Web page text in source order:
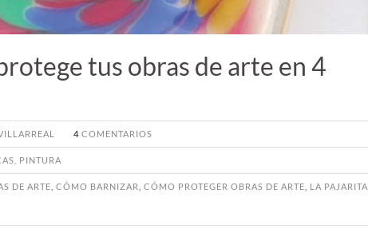
tus obras de arte en 4
4 COMENTARIOS
PINTURA
DE ARTE CÓMO BARNIZAR CÓMO PROTEGER OBRAS DE ARTE LA PAJARITA